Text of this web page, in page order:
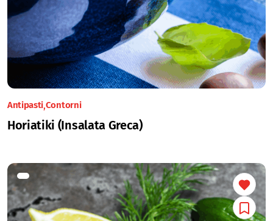
Antipasti Contorni
Horiatiki (Insalata Greca)